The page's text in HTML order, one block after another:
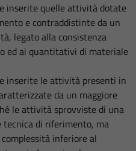
inserite quelle attività dotate
e contraddistinte da un
legato alla consistenza
ed ai quantitativi di materiale
inserite le attività presenti in
da un maggiore
le attività sprovviste di una
tecnica di riferimento, ma
inferiore al